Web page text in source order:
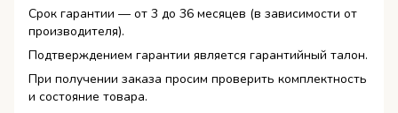
Срок гарантии — от 3 до 36 месяцев (в зависимости от
производителя).
Подтверждением гарантии является гарантийный талон.
При получении заказа просим проверить комплектность
и состояние товара.